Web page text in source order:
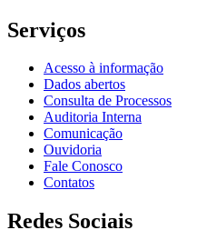
Serviços
Acesso à informação
Dados abertos
Consulta de Processos
Auditoria Interna
Comunicação
Ouvidoria
Fale Conosco
Contatos
Redes Sociais